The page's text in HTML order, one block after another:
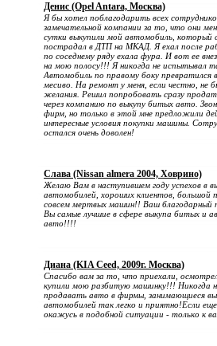
Денис (Opel Antara, Москва)
Я бы хотел поблагодарить всех
замечательной компании за то, что они
сутки выкупили мой автомобиль, который
пострадал в ДТП на МКАД. Я ехал после
по соседнему ряду ехала фура. И вот ее
на мою полосу!!! Я никогда не испытывал
Автомобиль по правому боку превратился
месиво. На ремонт у меня, если честно, не
желания. Решил попробовать сразу
через компанию по выкупу битых авто.
фирм, но только в этой мне предложили
интересные условия покупки машины.
остался очень доволен!
Слава (Nissan almera 2004, Ховрино)
Желаю Вам в наступившем году успехов в
автомобилей, хороших клиентов, большой
совсем мертвых машин!! Ваш благодарный
Вы самые лучшие в сфере выкупа битых и
авто!!!!
Диана (KIA Ceed, 2009г. Москва)
Спасибо вам за то, что приехали,
купили мою разбитую машинку!!! Никогда
продавать авто в фирмы, занимающиеся
автомобилей так легко и приятно!Если еще
окажусь в подобной ситуации - только к